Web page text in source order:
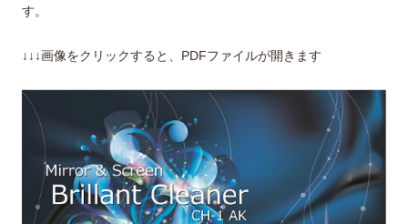
す。
↓↓↓画像をクリックすると、PDFファイルが開きます